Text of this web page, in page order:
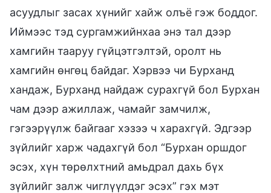
асуудлыг засах хүнийг хайж олъё гэж боддог.
Иймээс тэд сургамжийнхаа энэ тал дээр
хамгийн тааруу гүйцэтгэлтэй, оролт нь
хамгийн өнгөц байдаг. Хэрвээ чи Бурханд
хандаж, Бурханд найдаж сурахгүй бол Бурхан
чам дээр ажиллаж, чамайг замчилж,
гэгээрүүлж байгааг хэзээ ч харахгүй. Эдгээр
зүйлийг харж чадахгүй бол “Бурхан оршдог
эсэх, хүн төрөлхтний амьдрал дахь бүх
зүйлийг залж чиглүүлдэг эсэх” гэх мэт